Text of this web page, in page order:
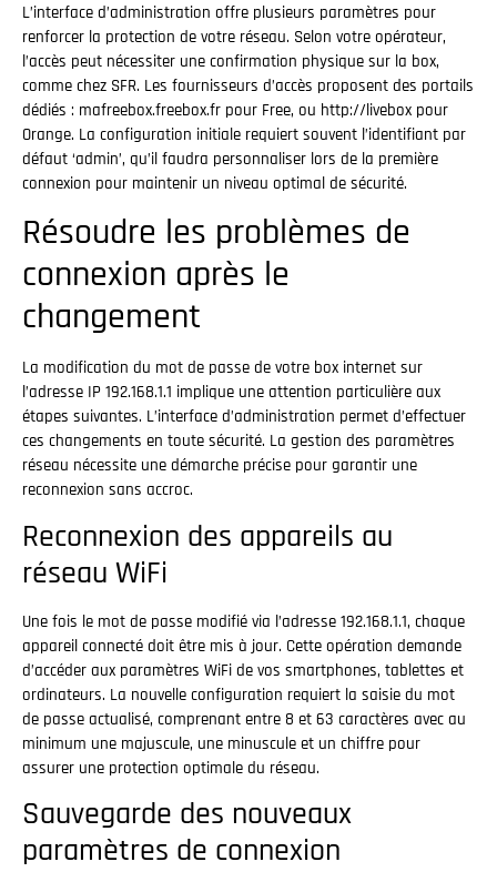
L’interface d’administration offre plusieurs paramètres pour
renforcer la protection de votre réseau. Selon votre opérateur,
l’accès peut nécessiter une confirmation physique sur la box,
comme chez SFR. Les fournisseurs d’accès proposent des portails
dédiés : mafreebox.freebox.fr pour Free, ou http://livebox pour
Orange. La configuration initiale requiert souvent l’identifiant par
défaut ‘admin’, qu’il faudra personnaliser lors de la première
connexion pour maintenir un niveau optimal de sécurité.
Résoudre les problèmes de
connexion après le
changement
La modification du mot de passe de votre box internet sur
l’adresse IP 192.168.1.1 implique une attention particulière aux
étapes suivantes. L’interface d’administration permet d’effectuer
ces changements en toute sécurité. La gestion des paramètres
réseau nécessite une démarche précise pour garantir une
reconnexion sans accroc.
Reconnexion des appareils au
réseau WiFi
Une fois le mot de passe modifié via l’adresse 192.168.1.1, chaque
appareil connecté doit être mis à jour. Cette opération demande
d’accéder aux paramètres WiFi de vos smartphones, tablettes et
ordinateurs. La nouvelle configuration requiert la saisie du mot
de passe actualisé, comprenant entre 8 et 63 caractères avec au
minimum une majuscule, une minuscule et un chiffre pour
assurer une protection optimale du réseau.
Sauvegarde des nouveaux
paramètres de connexion